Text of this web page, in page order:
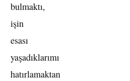
bulmaktı,
işin
esası
yaşadıklarımı
hatırlamaktan